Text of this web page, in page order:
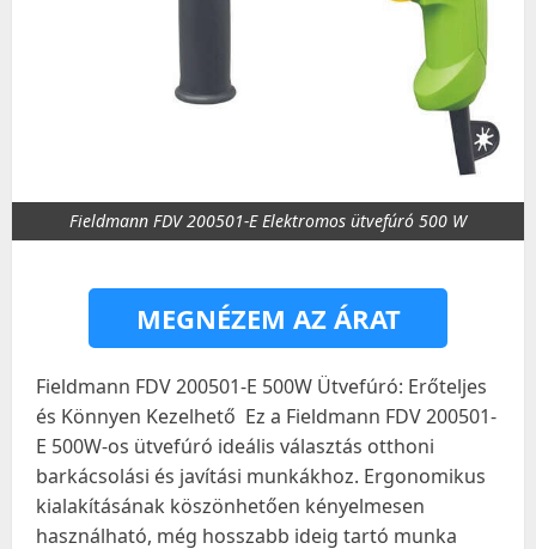
Fieldmann FDV 200501-E Elektromos ütvefúró 500 W
MEGNÉZEM AZ ÁRAT
Fieldmann FDV 200501-E 500W Ütvefúró: Erőteljes
és Könnyen Kezelhető ️ Ez a Fieldmann FDV 200501-
E 500W-os ütvefúró ideális választás otthoni
barkácsolási és javítási munkákhoz. Ergonomikus
kialakításának köszönhetően kényelmesen
használható, még hosszabb ideig tartó munka